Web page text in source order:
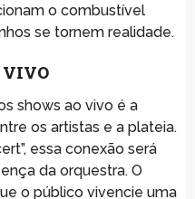
o combustível
se tornem realidade.
VIVO
shows ao vivo é a
os artistas e a plateia.
essa conexão será
da orquestra. O
o público vivencie uma